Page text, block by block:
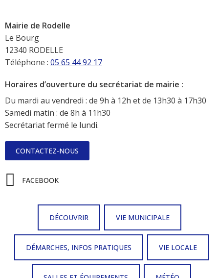
Mairie de Rodelle
Le Bourg
12340 RODELLE
Téléphone : 05 65 44 92 17
Horaires d’ouverture du secrétariat de mairie :
Du mardi au vendredi : de 9h à 12h et de 13h30 à 17h30
Samedi matin : de 8h à 11h30
Secrétariat fermé le lundi.
CONTACTEZ-NOUS
FACEBOOK
DÉCOUVRIR VIE MUNICIPALE
DÉMARCHES, INFOS PRATIQUES VIE LOCALE